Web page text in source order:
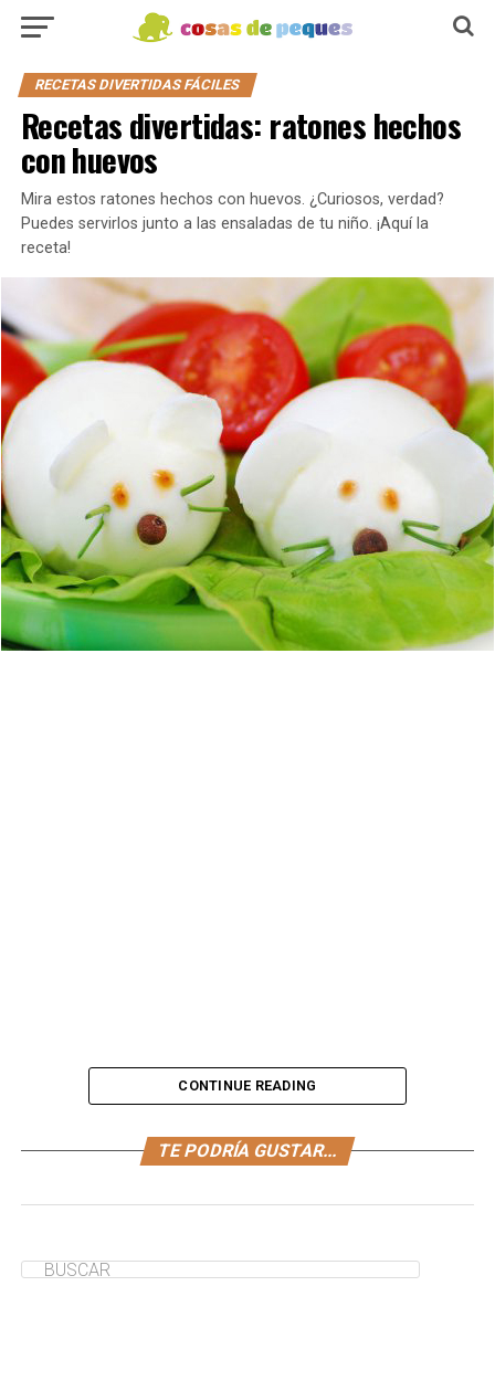
RECETAS DIVERTIDAS FÁCILES
Recetas divertidas: ratones hechos
con huevos
Mira estos ratones hechos con huevos. ¿Curiosos, verdad?
Puedes servirlos junto a las ensaladas de tu niño. ¡Aquí la
receta!
Mira estos ratones hechos con huevos. ¿Curiosos,
verdad? Puedes servirlos junto a las ensaladas de tu
¿Te ha servido de ayuda?
CONTINUE READING
TE PODRÍA GUSTAR...